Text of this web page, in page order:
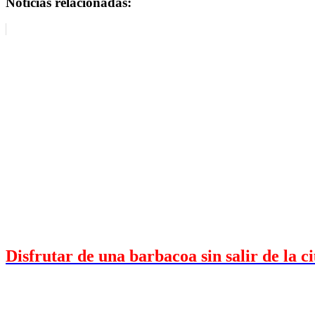
Disfrutar de una barbacoa sin salir de la